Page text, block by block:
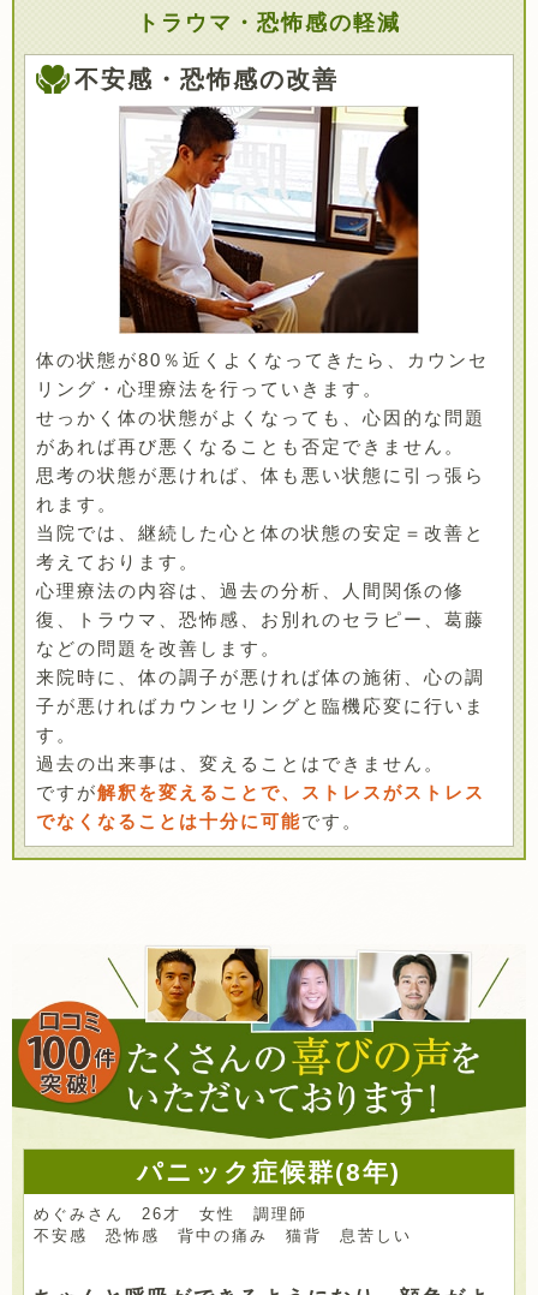
トラウマ・恐怖感の軽減
不安感・恐怖感の改善
体の状態が80％近くよくなってきたら、カウンセ
リング・心理療法を行っていきます。
せっかく体の状態がよくなっても、心因的な問題
があれば再び悪くなることも否定できません。
思考の状態が悪ければ、体も悪い状態に引っ張ら
れます。
当院では、継続した心と体の状態の安定＝改善と
考えております。
心理療法の内容は、過去の分析、人間関係の修
復、トラウマ、恐怖感、お別れのセラピー、葛藤
などの問題を改善します。
来院時に、体の調子が悪ければ体の施術、心の調
子が悪ければカウンセリングと臨機応変に行いま
す。
過去の出来事は、変えることはできません。
ですが解釈を変えることで、ストレスがストレス
でなくなることは十分に可能です。
パニック症候群(8年)
めぐみさん 26才 女性 調理師
不安感 恐怖感 背中の痛み 猫背 息苦しい